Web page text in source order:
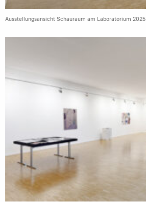
Ausstellungsansicht Schauraum am Laboratorium 2025